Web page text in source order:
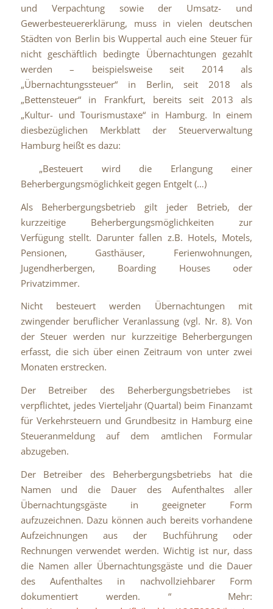
und Verpachtung sowie der Umsatz- und
Gewerbesteuererklärung, muss in vielen deutschen
Städten von Berlin bis Wuppertal auch eine Steuer für
nicht geschäftlich bedingte Übernachtungen gezahlt
werden – beispielsweise seit 2014 als
„Übernachtungssteuer“ in Berlin, seit 2018 als
„Bettensteuer“ in Frankfurt, bereits seit 2013 als
„Kultur- und Tourismustaxe“ in Hamburg. In einem
diesbezüglichen Merkblatt der Steuerverwaltung
Hamburg heißt es dazu:
„Besteuert wird die Erlangung einer
Beherbergungsmöglichkeit gegen Entgelt (…)
Als Beherbergungsbetrieb gilt jeder Betrieb, der
kurzzeitige Beherbergungsmöglichkeiten zur
Verfügung stellt. Darunter fallen z.B. Hotels, Motels,
Pensionen, Gasthäuser, Ferienwohnungen,
Jugendherbergen, Boarding Houses oder
Privatzimmer.
Nicht besteuert werden Übernachtungen mit
zwingender beruflicher Veranlassung (vgl. Nr. 8). Von
der Steuer werden nur kurzzeitige Beherbergungen
erfasst, die sich über einen Zeitraum von unter zwei
Monaten erstrecken.
Der Betreiber des Beherbergungsbetriebes ist
verpflichtet, jedes Vierteljahr (Quartal) beim Finanzamt
für Verkehrsteuern und Grundbesitz in Hamburg eine
Steueranmeldung auf dem amtlichen Formular
abzugeben.
Der Betreiber des Beherbergungsbetriebs hat die
Namen und die Dauer des Aufenthaltes aller
Übernachtungsgäste in geeigneter Form
aufzuzeichnen. Dazu können auch bereits vorhandene
Aufzeichnungen aus der Buchführung oder
Rechnungen verwendet werden. Wichtig ist nur, dass
die Namen aller Übernachtungsgäste und die Dauer
des Aufenthaltes in nachvollziehbarer Form
dokumentiert werden. “ Mehr: